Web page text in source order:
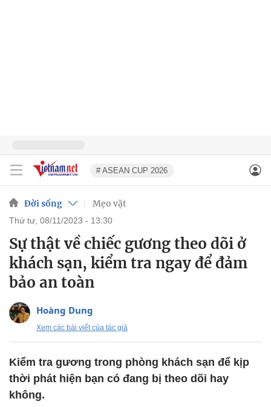
# ASEAN CUP 2026
Đời sống Mẹo vặt
thứ tư, 08/11/2023 - 13:30
Sự thật về chiếc gương theo dõi ở
khách sạn, kiểm tra ngay để đảm
bảo an toàn
Hoàng Dung
Xem các bài viết của tác giả
Kiểm tra gương trong phòng khách sạn để kịp
thời phát hiện bạn có đang bị theo dõi hay
không.